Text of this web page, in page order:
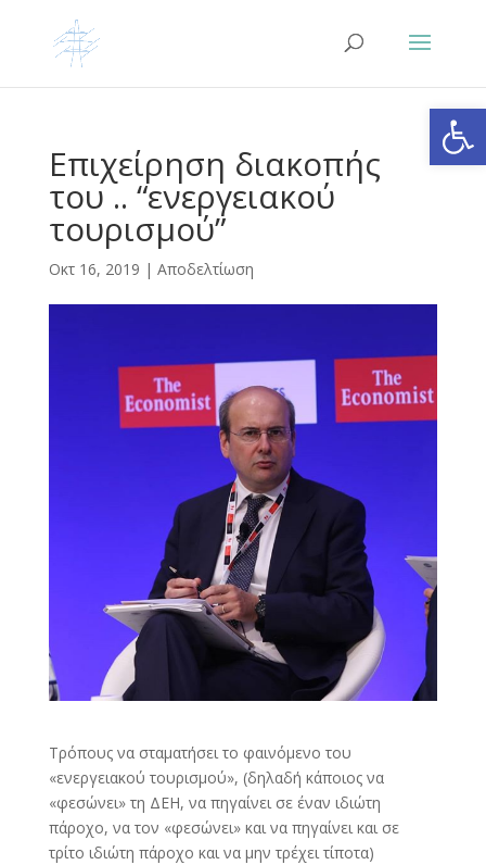
Επιχείρηση διακοπής
του .. “ενεργειακού
τουρισμού”
Οκτ 16, 2019 | Αποδελτίωση
Τρόπους να σταματήσει το φαινόμενο του
«ενεργειακού τουρισμού», (δηλαδή κάποιος να
«φεσώνει» τη ΔΕΗ, να πηγαίνει σε έναν ιδιώτη
πάροχο, να τον «φεσώνει» και να πηγαίνει και σε
τρίτο ιδιώτη πάροχο και να μην τρέχει τίποτα)